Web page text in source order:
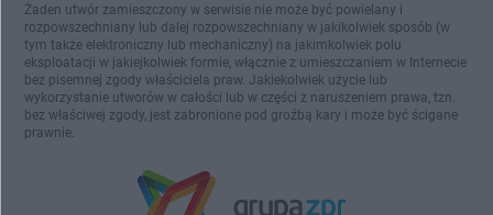
Żaden utwór zamieszczony w serwisie nie może być powielany i
rozpowszechniany lub dalej rozpowszechniany w jakikolwiek sposób (w
tym także elektroniczny lub mechaniczny) na jakimkolwiek polu
eksploatacji w jakiejkolwiek formie, włącznie z umieszczaniem w Internecie
bez pisemnej zgody właściciela praw. Jakiekolwiek użycie lub
wykorzystanie utworów w całości lub w części z naruszeniem prawa, tzn.
bez właściwej zgody, jest zabronione pod groźbą kary i może być ścigane
prawnie.